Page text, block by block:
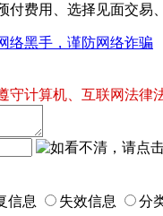
费用、选择见面交易
络黑手，谨防网络诈骗
守计算机、互联网法律
信息 失效信息 分